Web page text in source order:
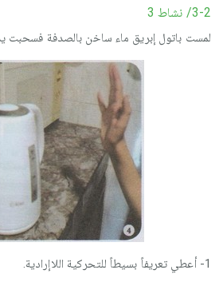
3-2/ نشاط 3
لمست باتول إبريق ماء ساخن بالصدفة فسحبت
1- أعطي تعريفاً بسيطاً للتحركية اللاإرادية.